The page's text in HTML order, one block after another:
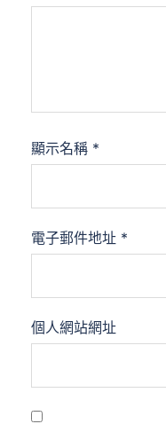
顯示名稱 *
電子郵件地址 *
個人網站網址